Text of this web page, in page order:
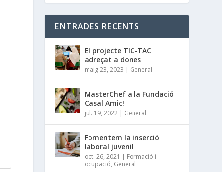
ENTRADES RECENTS
El projecte TIC-TAC
adreçat a dones
maig 23, 2023 | General
MasterChef a la Fundació
Casal Amic!
jul. 19, 2022 | General
Fomentem la inserció
laboral juvenil
oct. 26, 2021 | Formació i
ocupació, General